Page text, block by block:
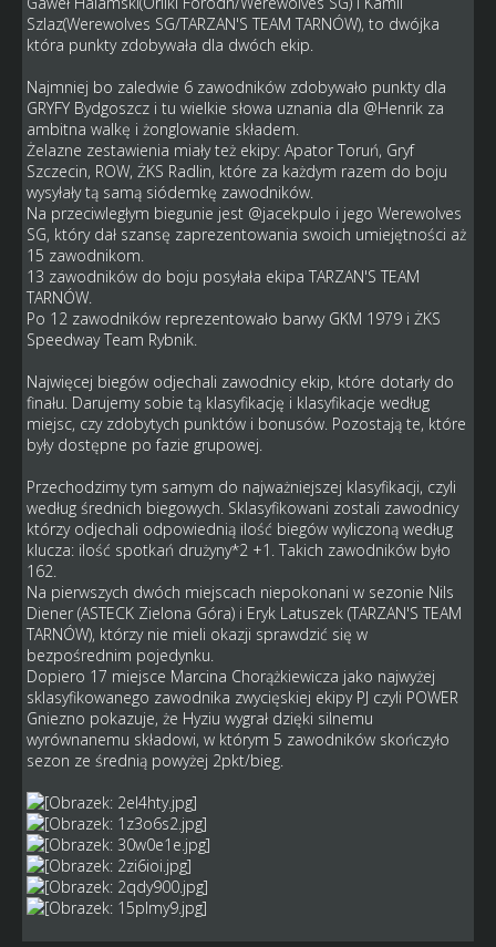
Szlaz(Werewolves SG/TARZAN'S TEAM TARNÓW), to dwójka
która punkty zdobywała dla dwóch ekip.
Najmniej bo zaledwie 6 zawodników zdobywało punkty dla
GRYFY Bydgoszcz i tu wielkie słowa uznania dla @Henrik za
ambitna walkę i żonglowanie składem.
Żelazne zestawienia miały też ekipy: Apator Toruń, Gryf
Szczecin, ROW, ŻKS Radlin, które za każdym razem do boju
wysyłały tą samą siódemkę zawodników.
Na przeciwległym biegunie jest @jacekpulo i jego Werewolves
SG, który dał szansę zaprezentowania swoich umiejętności aż
15 zawodnikom.
13 zawodników do boju posyłała ekipa TARZAN'S TEAM
TARNÓW.
Po 12 zawodników reprezentowało barwy GKM 1979 i ŻKS
Speedway Team Rybnik.
Najwięcej biegów odjechali zawodnicy ekip, które dotarły do
finału. Darujemy sobie tą klasyfikację i klasyfikacje według
miejsc, czy zdobytych punktów i bonusów. Pozostają te, które
były dostępne po fazie grupowej.
Przechodzimy tym samym do najważniejszej klasyfikacji, czyli
według średnich biegowych. Sklasyfikowani zostali zawodnicy
którzy odjechali odpowiednią ilość biegów wyliczoną według
klucza: ilość spotkań drużyny*2 +1. Takich zawodników było
162.
Na pierwszych dwóch miejscach niepokonani w sezonie Nils
Diener (ASTECK Zielona Góra) i Eryk Latuszek (TARZAN'S TEAM
TARNÓW), którzy nie mieli okazji sprawdzić się w
bezpośrednim pojedynku.
Dopiero 17 miejsce Marcina Chorążkiewicza jako najwyżej
sklasyfikowanego zawodnika zwycięskiej ekipy PJ czyli POWER
Gniezno pokazuje, że Hyziu wygrał dzięki silnemu
wyrównanemu składowi, w którym 5 zawodników skończyło
sezon ze średnią powyżej 2pkt/bieg.